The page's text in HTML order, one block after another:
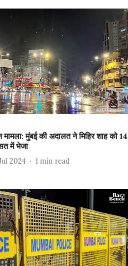
मामला: मुंबई की अदालत ने मिहिर शाह को 14
में भेजा
2024 1 min read